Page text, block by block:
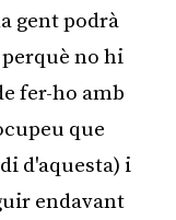
gent podrà
no hi
fer-ho amb
que
d'aquesta) i
endavant